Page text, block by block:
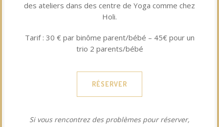
des ateliers dans des centre de Yoga comme chez
Holi.
Tarif : 30 € par binôme parent/bébé – 45€ pour un
trio 2 parents/bébé
RÉSERVER
Si vous rencontrez des problèmes pour réserver,